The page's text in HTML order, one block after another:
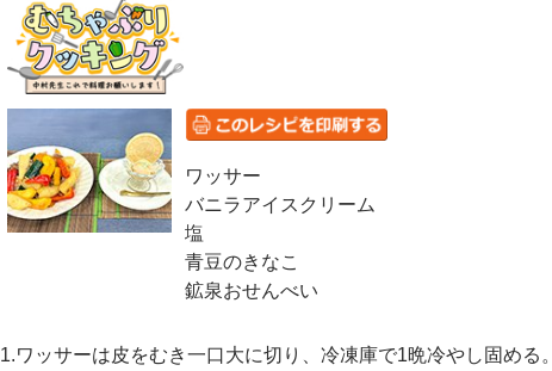
ワッサー
バニラアイスクリーム
塩
青豆のきなこ
鉱泉おせんべい
1.ワッサーは皮をむき一口大に切り、冷凍庫で1晩冷やし固める。